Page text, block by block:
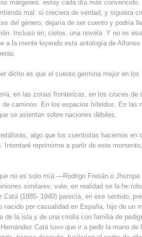
márgenes: estoy cada día más convencido.
mal: si creciera de verdad, y siguiera
del género, dejaría de ser cuento y podría
Incluso en, cielos, una novela. Y no es eso
a la mente leyendo esta antología de Alfonso
dicho es que el cuento germina mejor en los
en las zonas fronterizas, en los cruces de
caminos. En los espacios híbridos. En las
se asientan sobre naciones débiles.
algo que los cuentistas hacemos en
Intentaré reprimirme a partir de este
no es solo mía —Rodrigo Fresán o Jhumpa
similares; vale, en realidad se la he
(1885- 1940) parecía, en ese sentido,
nacido por casualidad en España, hijo de un
de la isla y de una criolla con familia de
Catá tuvo que ir a pedir la mano de